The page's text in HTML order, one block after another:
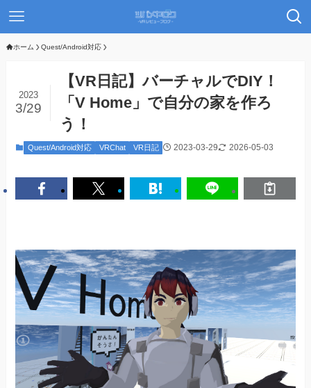
ホーム Quest/Android対応
【VR日記】バーチャルでDIY！
「V Home」で自分の家を作ろ
う！
2023
3/29
Quest/Android対応 VRChat VR日記 2023-03-29 2026-05-03